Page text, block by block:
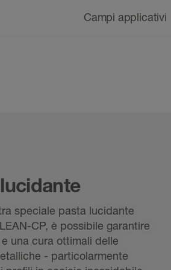
Campi applicativi
speciale pasta lucidante
CP, è possibile garantire
una cura ottimali delle
- particolarmente